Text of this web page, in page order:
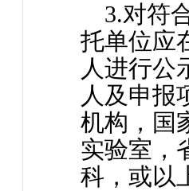
3.对符
托单位应
人进行公
人及申报
机构，国
实验室，
科，或以